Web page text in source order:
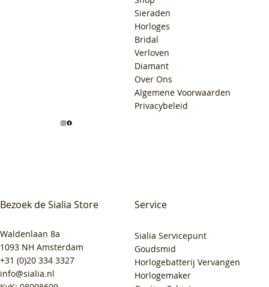
Bezoek de Sialia Store
Waldenlaan 8a
1093 NH Amsterdam
+31 (0)20 334 3327
info@sialia.nl
Sieraden
Horloges
Bridal
Verloven
Diamant
Over Ons
Algemene Voorwaarden
Privacybeleid
Service
Sialia Servicepunt
Goudsmid
Horlogebatterij Vervangen
Horlogemaker